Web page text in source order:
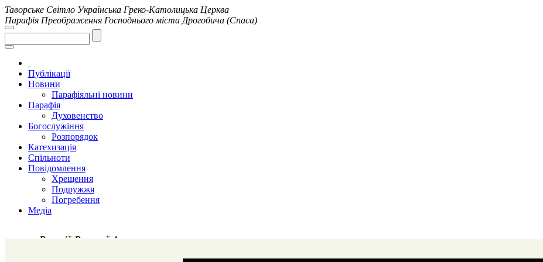
Таворське Світло Українська Греко-Католицька Церква
Парафія Преображення Господнього міста Дрогобича (Спаса)
Публікації
Новини
Парафіяльні новини
Парафія
Духовенство
Богослужіння
Розпорядок
Катехизація
Спільноти
Повідомлення
Хрещення
Подружжя
Погребення
Медіа
Великий 4